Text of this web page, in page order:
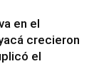
en el
crecieron
el